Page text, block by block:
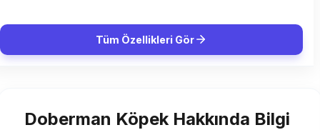
Tüm Özellikleri Gör
Doberman Köpek Hakkında Bilgi